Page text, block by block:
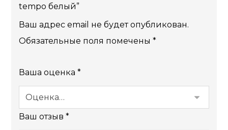
tempo белый”
Ваш адрес email не будет опубликован.
Обязательные поля помечены*
Ваша оценка*
Ваш отзыв*